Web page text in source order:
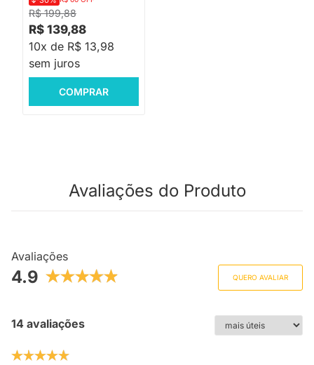
R$ 199,88
R$ 139,88
10x de R$ 13,98
sem juros
COMPRAR
Avaliações do Produto
Avaliações
4.9 QUERO AVALIAR
14 avaliações